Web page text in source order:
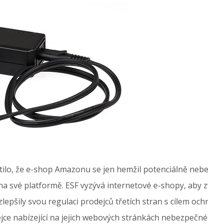
že e-shop Amazonu se jen hemžil potenciálně
platformě. ESF vyzývá internetové e-shopy, aby
svou regulaci prodejců třetích stran s cílem
nabízející na jejich webových stránkách